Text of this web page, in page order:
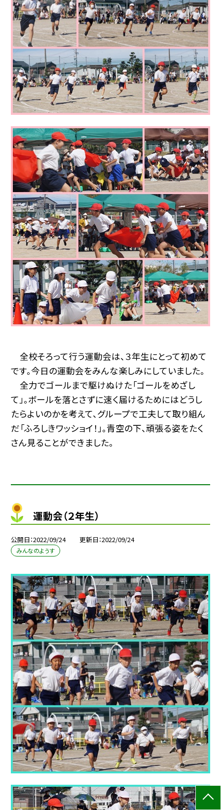
全校そろって行う運動会は、３年生にとって初めて
です。今日の運動会をみんな楽しみにしていました。
全力でゴールまで駆けぬけた「ゴールをめざし
て」。ボールを落とさずに速く届けるためにはどうし
たらよいのかを考えて、グループで工夫して取り組ん
だ「ふろしきワッショイ！」。青空の下、頑張る姿をたく
さん見ることができました。
運動会（２年生）
公開日 2022/09/24 更新日 2022/09/24
みんなのようす